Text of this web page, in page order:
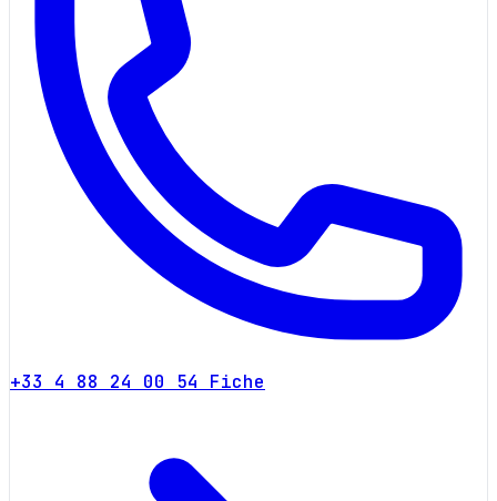
+33 4 88 24 00 54 Fiche